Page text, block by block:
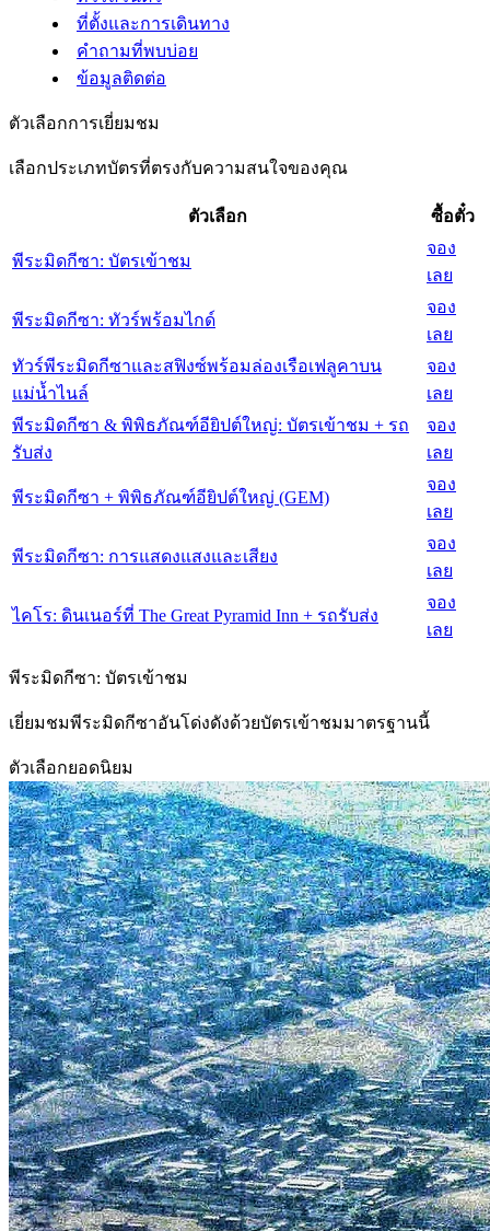
ที่ตั้งและการเดินทาง
คำถามที่พบบ่อย
ข้อมูลติดต่อ
ตัวเลือกการเยี่ยมชม
เลือกประเภทบัตรที่ตรงกับความสนใจของคุณ
ตัวเลือก ซื้อตั๋ว
พีระมิดกีซา: บัตรเข้าชม
จอง
เลย
พีระมิดกีซา: ทัวร์พร้อมไกด์
จอง
เลย
ทัวร์พีระมิดกีซาและสฟิงซ์พร้อมล่องเรือเฟลูคาบน
แม่น้ำไนล์
จอง
เลย
พีระมิดกีซา & พิพิธภัณฑ์อียิปต์ใหญ่: บัตรเข้าชม + รถ
รับส่ง
จอง
เลย
พีระมิดกีซา + พิพิธภัณฑ์อียิปต์ใหญ่ (GEM)
จอง
เลย
พีระมิดกีซา: การแสดงแสงและเสียง
จอง
เลย
ไคโร: ดินเนอร์ที่ The Great Pyramid Inn + รถรับส่ง
จอง
เลย
พีระมิดกีซา: บัตรเข้าชม
เยี่ยมชมพีระมิดกีซาอันโด่งดังด้วยบัตรเข้าชมมาตรฐานนี้
ตัวเลือกยอดนิยม